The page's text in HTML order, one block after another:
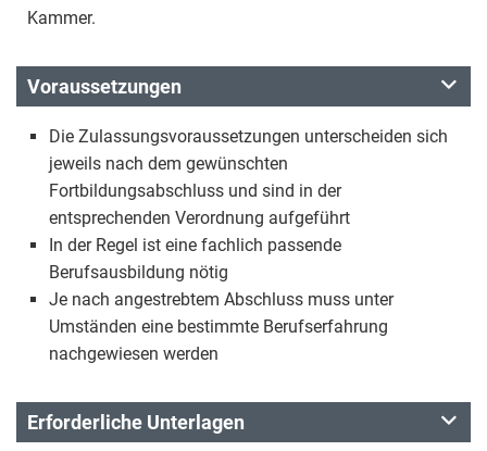
Kammer.
Voraussetzungen
Die Zulassungsvoraussetzungen unterscheiden sich
jeweils nach dem gewünschten
Fortbildungsabschluss und sind in der
entsprechenden Verordnung aufgeführt
In der Regel ist eine fachlich passende
Berufsausbildung nötig
Je nach angestrebtem Abschluss muss unter
Umständen eine bestimmte Berufserfahrung
nachgewiesen werden
Erforderliche Unterlagen